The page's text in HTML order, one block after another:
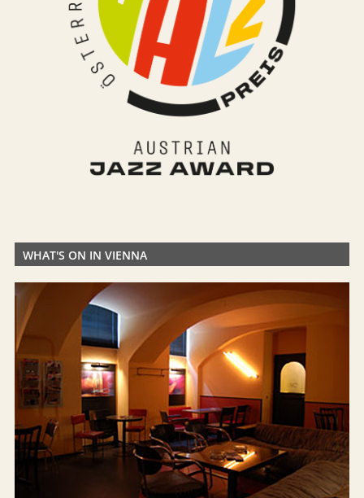
WHAT'S ON IN VIENNA